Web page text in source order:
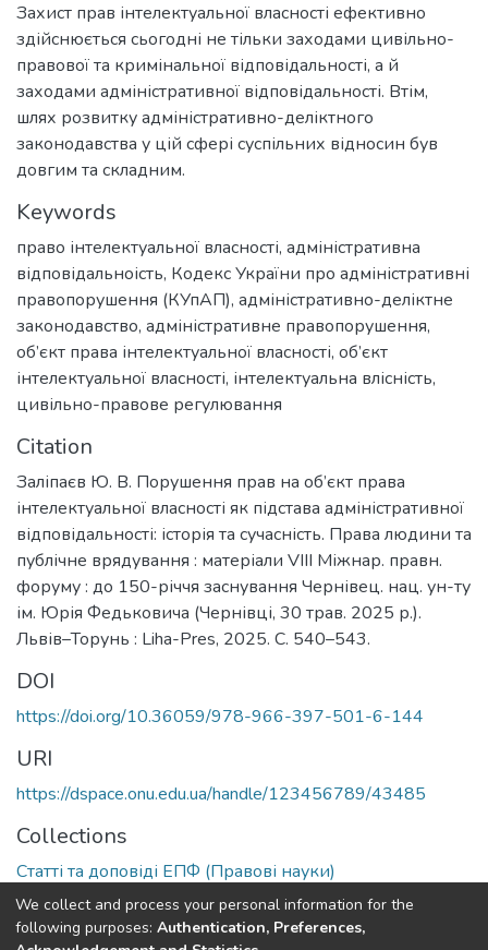
Захист прав інтелектуальної власності ефективно
здійснюється сьогодні не тільки заходами цивільно-
правової та кримінальної відповідальності, а й
заходами адміністративної відповідальності. Втім,
шлях розвитку адміністративно-деліктного
законодавства у цій сфері суспільних відносин був
довгим та складним.
Keywords
право інтелектуальної власності, адміністративна
відповідальноість, Кодекс України про адміністративні
правопорушення (КУпАП), адміністративно-деліктне
законодавство, адміністративне правопорушення,
об’єкт права інтелектуальної власності, об’єкт
інтелектуальної власності, інтелектуальна влісність,
цивільно-правове регулювання
Citation
Заліпаєв Ю. В. Порушення прав на об’єкт права
інтелектуальної власності як підстава адміністративної
відповідальності: історія та сучасність. Права людини та
публічне врядування : матеріали VIII Міжнар. правн.
форуму : до 150-річчя заснування Чернівец. нац. ун-ту
ім. Юрія Федьковича (Чернівці, 30 трав. 2025 р.).
Львів–Торунь : Liha-Pres, 2025. С. 540–543.
DOI
https://doi.org/10.36059/978-966-397-501-6-144
URI
https://dspace.onu.edu.ua/handle/123456789/43485
Collections
Статті та доповіді ЕПФ (Правові науки)
Full item page
We collect and process your personal information for the
following purposes: Authentication, Preferences,